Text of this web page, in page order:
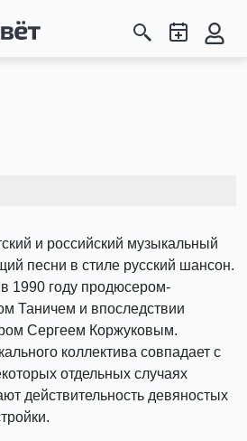
и российский музыкальный
песни в стиле русский шансон.
1990 году продюсером-
Таничем и впоследствии
Сергеем Коржуковым.
коллектива совпадает с
отдельных случаях
действительность девяностых